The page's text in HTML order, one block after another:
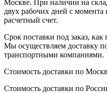
Москве. При наличии на
двух рабочих дней с
расчетный счет.
Срок поставки под заказ, как
Мы осуществляем доставку
транспортными компаниями.
Стоимость доставки по
Стоимость доставки по